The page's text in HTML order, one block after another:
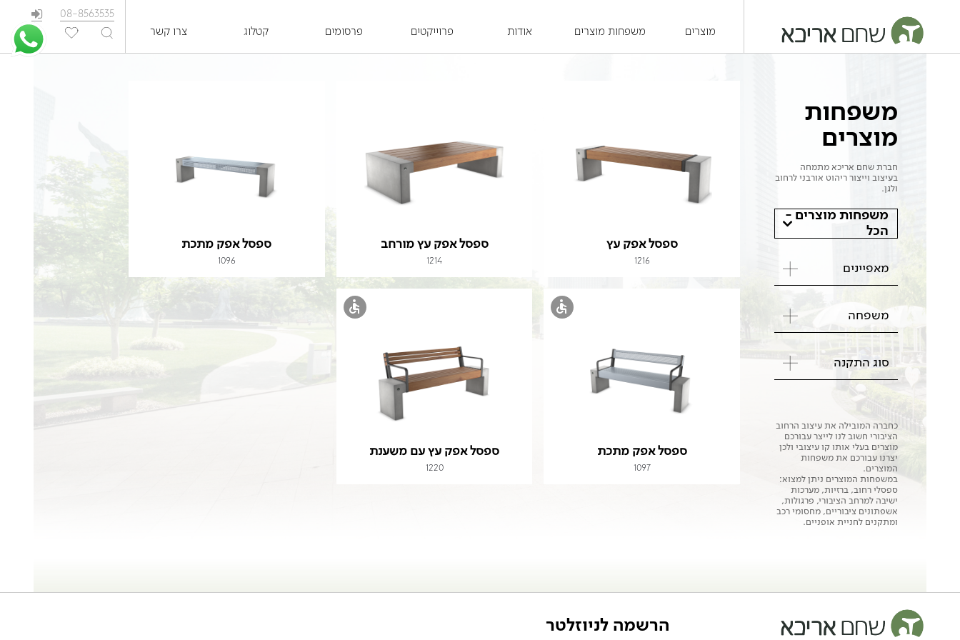
מוצרים משפחות מוצרים אודות פרוייקטים פרסומים קטלוג צרו קשר
08-8563535
EN
משפחות
מוצרים
חברת שחם אריכא מתמחה
בעיצוב וייצור ריהוט אורבני לרחוב
ולגן.
משפחות מוצרים -
הכל
מאפיינים
משפחה
סוג התקנה
כחברה המובילה את עיצוב הרחוב
הציבורי חשוב לנו לייצר עבורכם
מוצרים בעלי אותו קו עיצובי ולכן
יצרנו עבורכם את משפחות
המוצרים.
במשפחות המוצרים ניתן למצוא:
ספסלי רחוב, ברזיות, מערכות
ישיבה למרחב הציבורי, פרגולות,
אשפתונים ציבוריים, מחסומי רכב
ומתקנים לחניית אופניים.
ספסל אפק עץ
1216
ספסל אפק עץ מורחב
1214
ספסל אפק מתכת
1096
ספסל אפק מתכת
1097
ספסל אפק עץ עם משענת
1220
הרשמה לניוזלטר